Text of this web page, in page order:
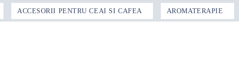
ACCESORII PENTRU CEAI SI CAFEA AROMATERAPIE